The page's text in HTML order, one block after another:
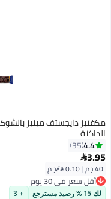
مكفتيز دايجستف مينيز
الداكنة
4.4
35
3.95
40 جم |0.10 /⁨/جم⁩
أقل سعر في 30 يوم
أقل سعر في 30 يوملك 15 % رصيد مسترجع + 3